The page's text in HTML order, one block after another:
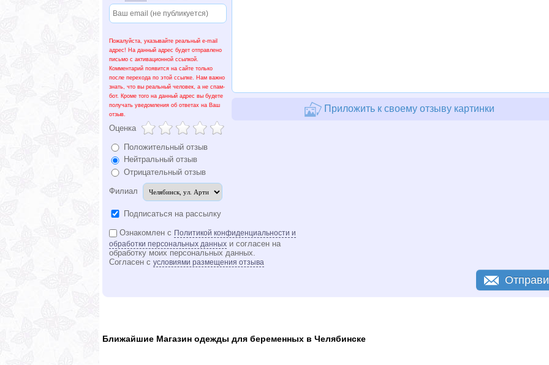
Пожалуйста, указывайте реальный e-mail
адрес! На данный адрес будет отправлено
письмо с активационной ссылкой.
Комментарий появится на сайте только
после перехода по этой ссылке. Нам важно
знать, что вы реальный человек, а не спам-
бот. Кроме того на данный адрес вы будете
получать уведомления об ответах на Ваш
отзыв.
Оценка
Положительный отзыв
Нейтральный отзыв
Отрицательный отзыв
Филиал
Подписаться на рассылку
Приложить к своему отзыву картинки
Ознакомлен с Политикой конфиденциальности и
обработки персональных данных и согласен на
обработку моих персональных данных.
Согласен с условиями размещения отзыва
Ближайшие Магазин одежды для беременных в Челябинске